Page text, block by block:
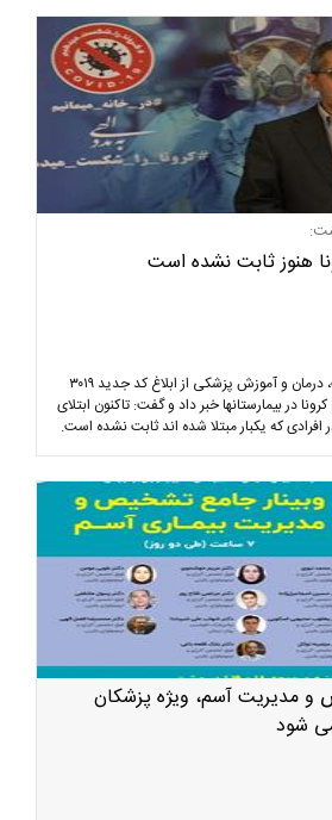
هنوز ثابت نشده است
معاون درمان وزیر بهداشت، درمان و آموزش پزشکی از ابلاغ کد جدید ۳۰۱۹
در بیمارستانها خبر داد و گفت: تاکنون ابتلای
و مدیریت آسم، ویژه پزشکان
شود